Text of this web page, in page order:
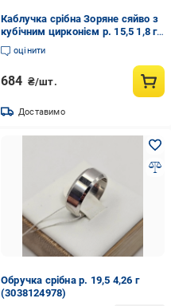
Каблучка срібна Зоряне сяйво з
кубічним цирконієм р. 15,5 1,8 г
(3037163547)
оцінити
684 ₴/шт.
Доставимо
Обручка срібна р. 19,5 4,26 г
(3038124978)